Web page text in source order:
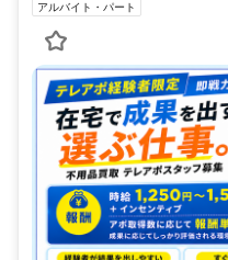
アルバイト・パート